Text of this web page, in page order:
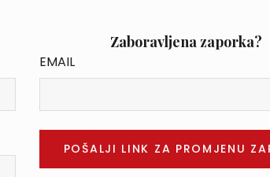
Zaboravljena zaporka?
EMAIL